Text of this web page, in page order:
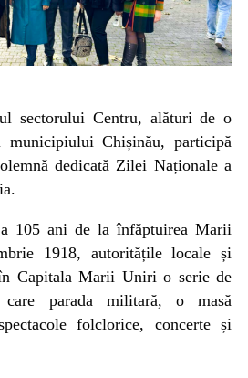
sectorului Centru, alături de o
municipiului Chișinău, participă
dedicată Zilei Naționale a
105 ani de la înfăptuirea Marii
1918, autoritățile locale și
Capitala Marii Uniri o serie de
care parada militară, o masă
folclorice, concerte și